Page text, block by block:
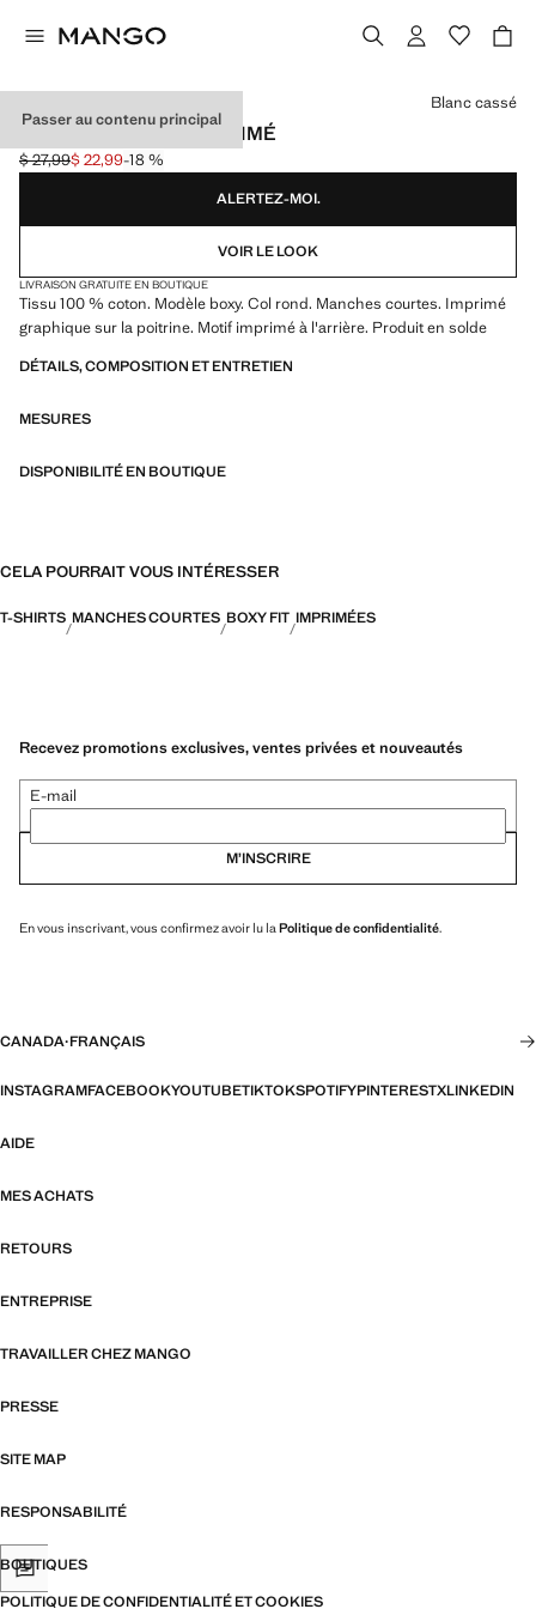
Passer au contenu principal
T-SHIRT BOXY-FIT IMPRIMÉ
Prix initial barré [$ 27,99 ]
$ 27,99
Prix actuel [$ 22,99 ]
$ 22,99-18 %
Choisissez une couleur
Blanc cassé
ALERTEZ-MOI.
VOIR LE LOOK
LIVRAISON GRATUITE EN BOUTIQUE
Tissu 100 % coton. Modèle boxy. Col rond. Manches courtes. Imprimé
graphique sur la poitrine. Motif imprimé à l'arrière. Produit en solde
DÉTAILS, COMPOSITION ET ENTRETIEN
MESURES
DISPONIBILITÉ EN BOUTIQUE
CELA POURRAIT VOUS INTÉRESSER
T-SHIRTS MANCHES COURTES BOXY FIT IMPRIMÉES
Recevez promotions exclusives, ventes privées et nouveautés
E-mail
M’INSCRIRE
En vous inscrivant, vous confirmez avoir lu la Politique de confidentialité.
CANADA·FRANÇAIS
INSTAGRAMFACEBOOKYOUTUBETIKTOKSPOTIFYPINTERESTXLINKEDIN
AIDE
MES ACHATS
RETOURS
ENTREPRISE
TRAVAILLER CHEZ MANGO
PRESSE
SITE MAP
RESPONSABILITÉ
BOUTIQUES
POLITIQUE DE CONFIDENTIALITÉ ET COOKIES